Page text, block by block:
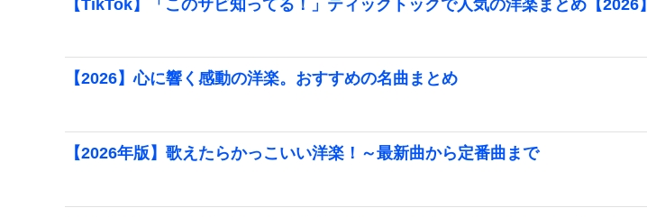
【TikTok】「このサビ知ってる！」ティックトックで人気の洋楽まとめ【2026】
【2026】心に響く感動の洋楽。おすすめの名曲まとめ
【2026年版】歌えたらかっこいい洋楽！～最新曲から定番曲まで